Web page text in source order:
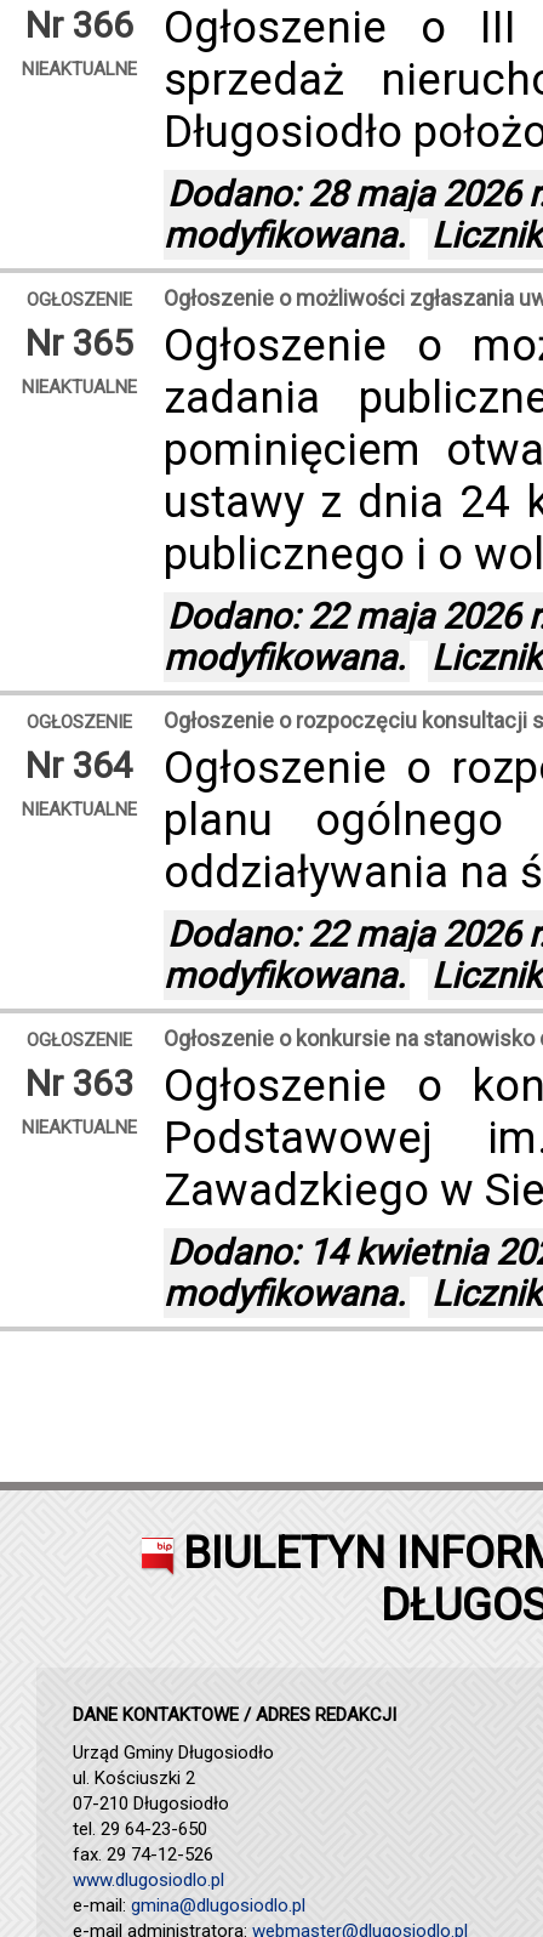
Nr 366
NIEAKTUALNE
Ogłoszenie o
sprzedaż
Długosiodło
Dodano: 28 maja 2026
modyfikowana.
OGŁOSZENIE
Nr 365
NIEAKTUALNE
Ogłoszenie o możliwości zgłaszania
Ogłoszenie o
zadania
pominięciem
ustawy z dnia 24
publicznego i o
Dodano: 22 maja 2026
modyfikowana.
OGŁOSZENIE
Nr 364
NIEAKTUALNE
Ogłoszenie o rozpoczęciu konsultacji
Ogłoszenie o
planu ogólnego
oddziaływania na
Dodano: 22 maja 2026
modyfikowana.
OGŁOSZENIE
Nr 363
NIEAKTUALNE
Ogłoszenie o konkursie na
Ogłoszenie o
Podstawowej
Zawadzkiego w
Dodano: 14 kwietnia
modyfikowana.
BIULETYN
DANE KONTAKTOWE / ADRES REDAKCJI
Urząd Gminy Długosiodło
ul. Kościuszki 2
07-210 Długosiodło
tel. 29 64-23-650
fax. 29 74-12-526
www.dlugosiodlo.pl
e-mail: gmina@dlugosiodlo.pl
e-mail administratora: webmaster@dlugosiodlo.pl